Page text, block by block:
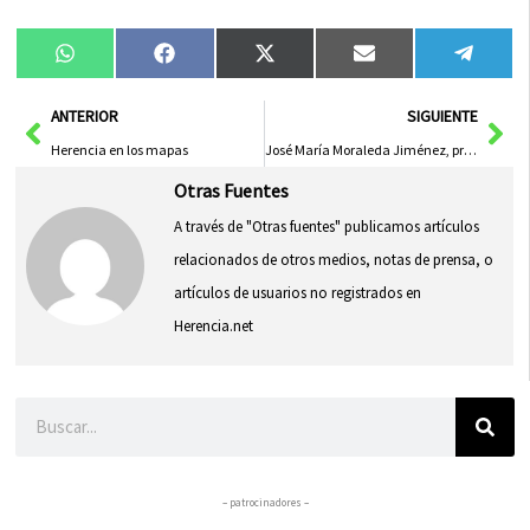
Compartir
en
WhatsAppCompartir
en
FacebookCompartir
en
X
(Twitter)
Compartir
en
Email
en
AntANTERIOR
Herencia en los mapas
SIGUIENTE
José María Moraleda Jiménez, pregonero de las Ferias y Fiestas 2012
Otras Fuentes
A través de "Otras fuentes" publicamos artículos
relacionados de otros medios, notas de prensa, o
artículos de usuarios no registrados en
Herencia.net
– patrocinadores –